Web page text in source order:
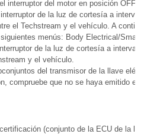
interruptor del motor en posición OFF
de la luz de cortesía a
el Techstream y el vehículo. A
menús: Body Electrical/
de la luz de cortesía a
y el vehículo.
del transmisor de la llave
compruebe que no se haya emitido el
(conjunto de la ECU de la